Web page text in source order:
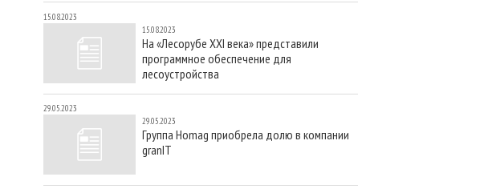
15.08.2023
15.08.2023
На «Лесорубе XXI века» представили
программное обеспечение для
лесоустройства
29.05.2023
29.05.2023
Группа Homag приобрела долю в компании
granIT